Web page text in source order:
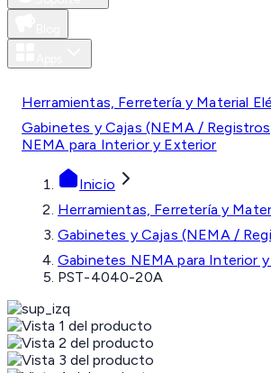
Herramientas, Ferretería y Material
Gabinetes y Cajas (NEMA /
NEMA para Interior y Exterior
Inicio
Herramientas, Ferretería y
Gabinetes y Cajas (NEMA /
Gabinetes NEMA para Interior
PST-4040-20A